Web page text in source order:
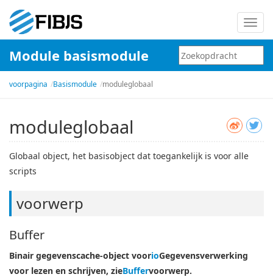
Module basismodule
voorpagina Basismodule moduleglobaal
moduleglobaal
Globaal object, het basisobject dat toegankelijk is voor alle
scripts
voorwerp
Buffer
Binair gegevenscache-object voorioGegevensverwerking
voor lezen en schrijven, zieBuffervoorwerp.